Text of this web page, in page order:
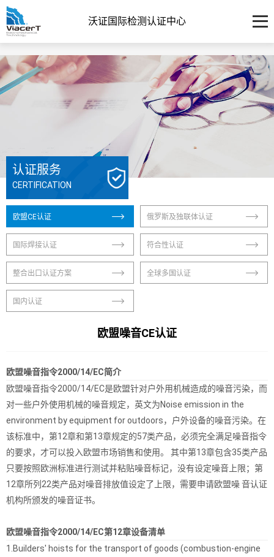
沃证国际检测认证中心
认证服务
CERTIFICATION
欧盟CE认证 俄罗斯及独联体认证
国际焊接认证 符合性认证
整合出口认证方案 全球多国认证
国内认证
欧盟噪音CE认证
欧盟噪音指令2000/14/EC简介
欧盟噪音指令2000/14/EC是欧盟针对户外用机械造成的噪音污染，而
对一些户外使用机械的噪音规定，英文为Noise emission in the
environment by equipment for outdoors，户外设备的噪音污染。在
该标准中，第12章和第13章规定的57类产品，必须完全满足噪音指令
的要求，才可以投入欧盟市场销售和使用。 其中第13章包含35类产品
只要按照欧洲标准进行测试并粘贴噪音标记，没有设定噪音上限；第
12章所列22类产品对噪音排放值设定了上限，需要申请欧盟噪 音认证
机构所颁发的噪音证书。
欧盟噪音指令2000/14/EC第12章设备清单
1.Builders' hoists for the transport of goods (combustion-engine